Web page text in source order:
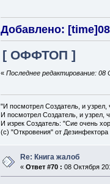
Добавлено:
[ ОФФТОП ]
« Последнее редактирование:
"И посмотрел Создатель, и
И посмотрел Создатель, и узрел,
И изрек Создатель: "Сие очень
(с) "Откровения" от Дезинфектора
Re: Книга жалоб
« Ответ #70 : 08 Октября